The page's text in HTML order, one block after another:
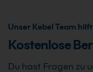
durchgeführt werden.
Schwerpunkte passen
Unser Kebel Team
Kostenlose
Du hast Fragen zu